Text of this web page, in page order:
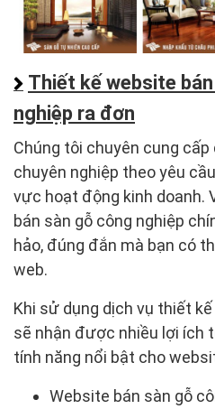
Thiết kế website
nghiệp ra đơn
Chúng tôi chuyên cung
chuyên nghiệp theo yêu
vực hoạt động kinh doanh.
bán sàn gỗ công nghiệp
hảo, đúng đắn mà bạn có
web.
Khi sử dụng dịch vụ thiết
sẽ nhận được nhiều lợi ích
tính năng nổi bật cho
Website bán sàn gỗ